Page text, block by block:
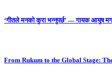
‘गीतले मनको कुरा भन्नुपर्छ’ — गायक आयुष
From Rukum to the Global Stage: